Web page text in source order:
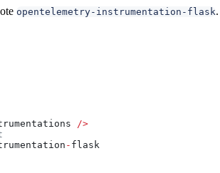
opentelemetry-instrumentation-flask
/>
- flask